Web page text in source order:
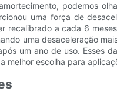
podemos
uma força de
recalibrado a cada 6
uma desaceleração
um ano de uso.
melhor escolha para